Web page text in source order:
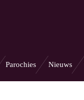
Parochies Nieuws